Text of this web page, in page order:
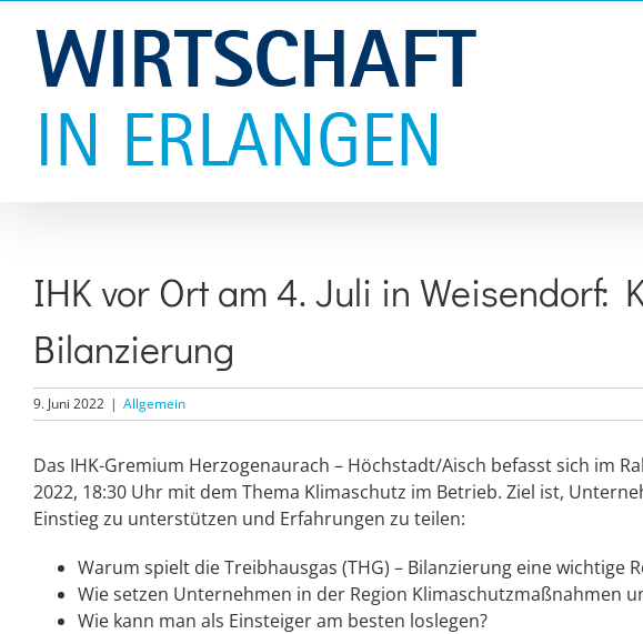
Inhalt
springen
IHK vor Ort am 4. Juli in Weisendorf:
Bilanzierung
9. Juni 2022 | Allgemein
Das IHK-Gremium Herzogenaurach – Höchstadt/Aisch befasst sich im
2022, 18:30 Uhr mit dem Thema Klimaschutz im Betrieb. Ziel ist,
Einstieg zu unterstützen und Erfahrungen zu teilen:
Warum spielt die Treibhausgas (THG) – Bilanzierung eine wichtige
Wie setzen Unternehmen in der Region Klimaschutzmaßnahmen
Wie kann man als Einsteiger am besten loslegen?